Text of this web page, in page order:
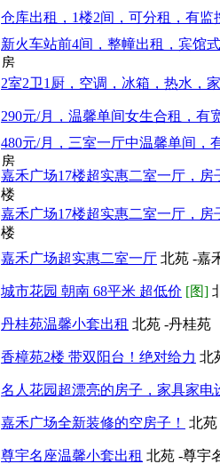
仓库出租，1楼2间，可分租，有监
新火车站前4间，整幢出租，宾馆
2室2卫1厨，空调，冰箱，热水，
290元/月，温馨单间女生合租，有
480元/月，三室一厅中温馨单间，
嘉禾广场17楼超实惠二室一厅，房
楼
嘉禾广场17楼超实惠二室一厅，房
楼
嘉禾广场超实惠二室一厅 北苑 -嘉
城市花园 朝南 68平米 超低价 [图]
丹桂苑温馨小套出租 北苑 -丹桂苑
香樟苑2楼 带双阳台！绝对给力 北
名人花园超漂亮的房子，家具家电
嘉禾广场全新装修的空房子！ 北苑
尊宇名座温馨小套出租 北苑 -尊宇